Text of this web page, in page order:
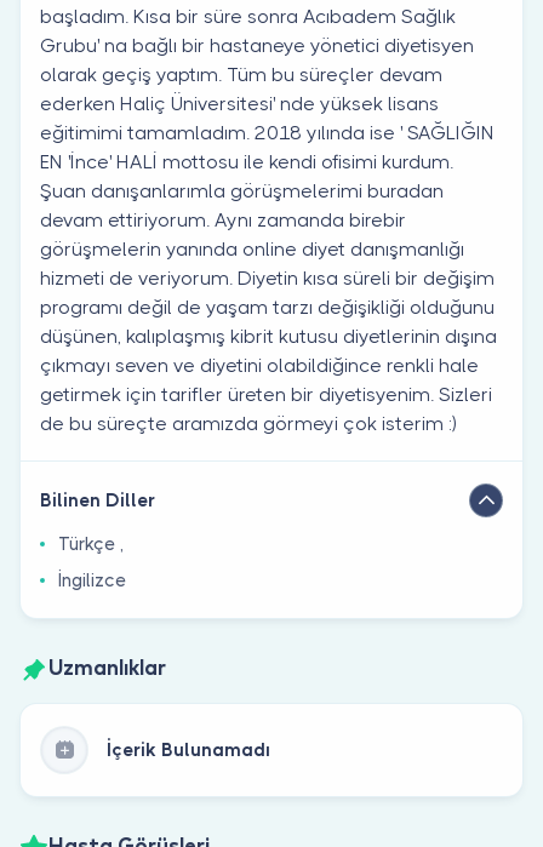
başladım. Kısa bir süre sonra Acıbadem Sağlık
Grubu' na bağlı bir hastaneye yönetici diyetisyen
olarak geçiş yaptım. Tüm bu süreçler devam
ederken Haliç Üniversitesi' nde yüksek lisans
eğitimimi tamamladım. 2018 yılında ise ' SAĞLIĞIN
EN 'İnce' HALİ mottosu ile kendi ofisimi kurdum.
Şuan danışanlarımla görüşmelerimi buradan
devam ettiriyorum. Aynı zamanda birebir
görüşmelerin yanında online diyet danışmanlığı
hizmeti de veriyorum. Diyetin kısa süreli bir değişim
programı değil de yaşam tarzı değişikliği olduğunu
düşünen, kalıplaşmış kibrit kutusu diyetlerinin dışına
çıkmayı seven ve diyetini olabildiğince renkli hale
getirmek için tarifler üreten bir diyetisyenim. Sizleri
de bu süreçte aramızda görmeyi çok isterim :)
Bilinen Diller
Türkçe ,
İngilizce
Uzmanlıklar
İçerik Bulunamadı